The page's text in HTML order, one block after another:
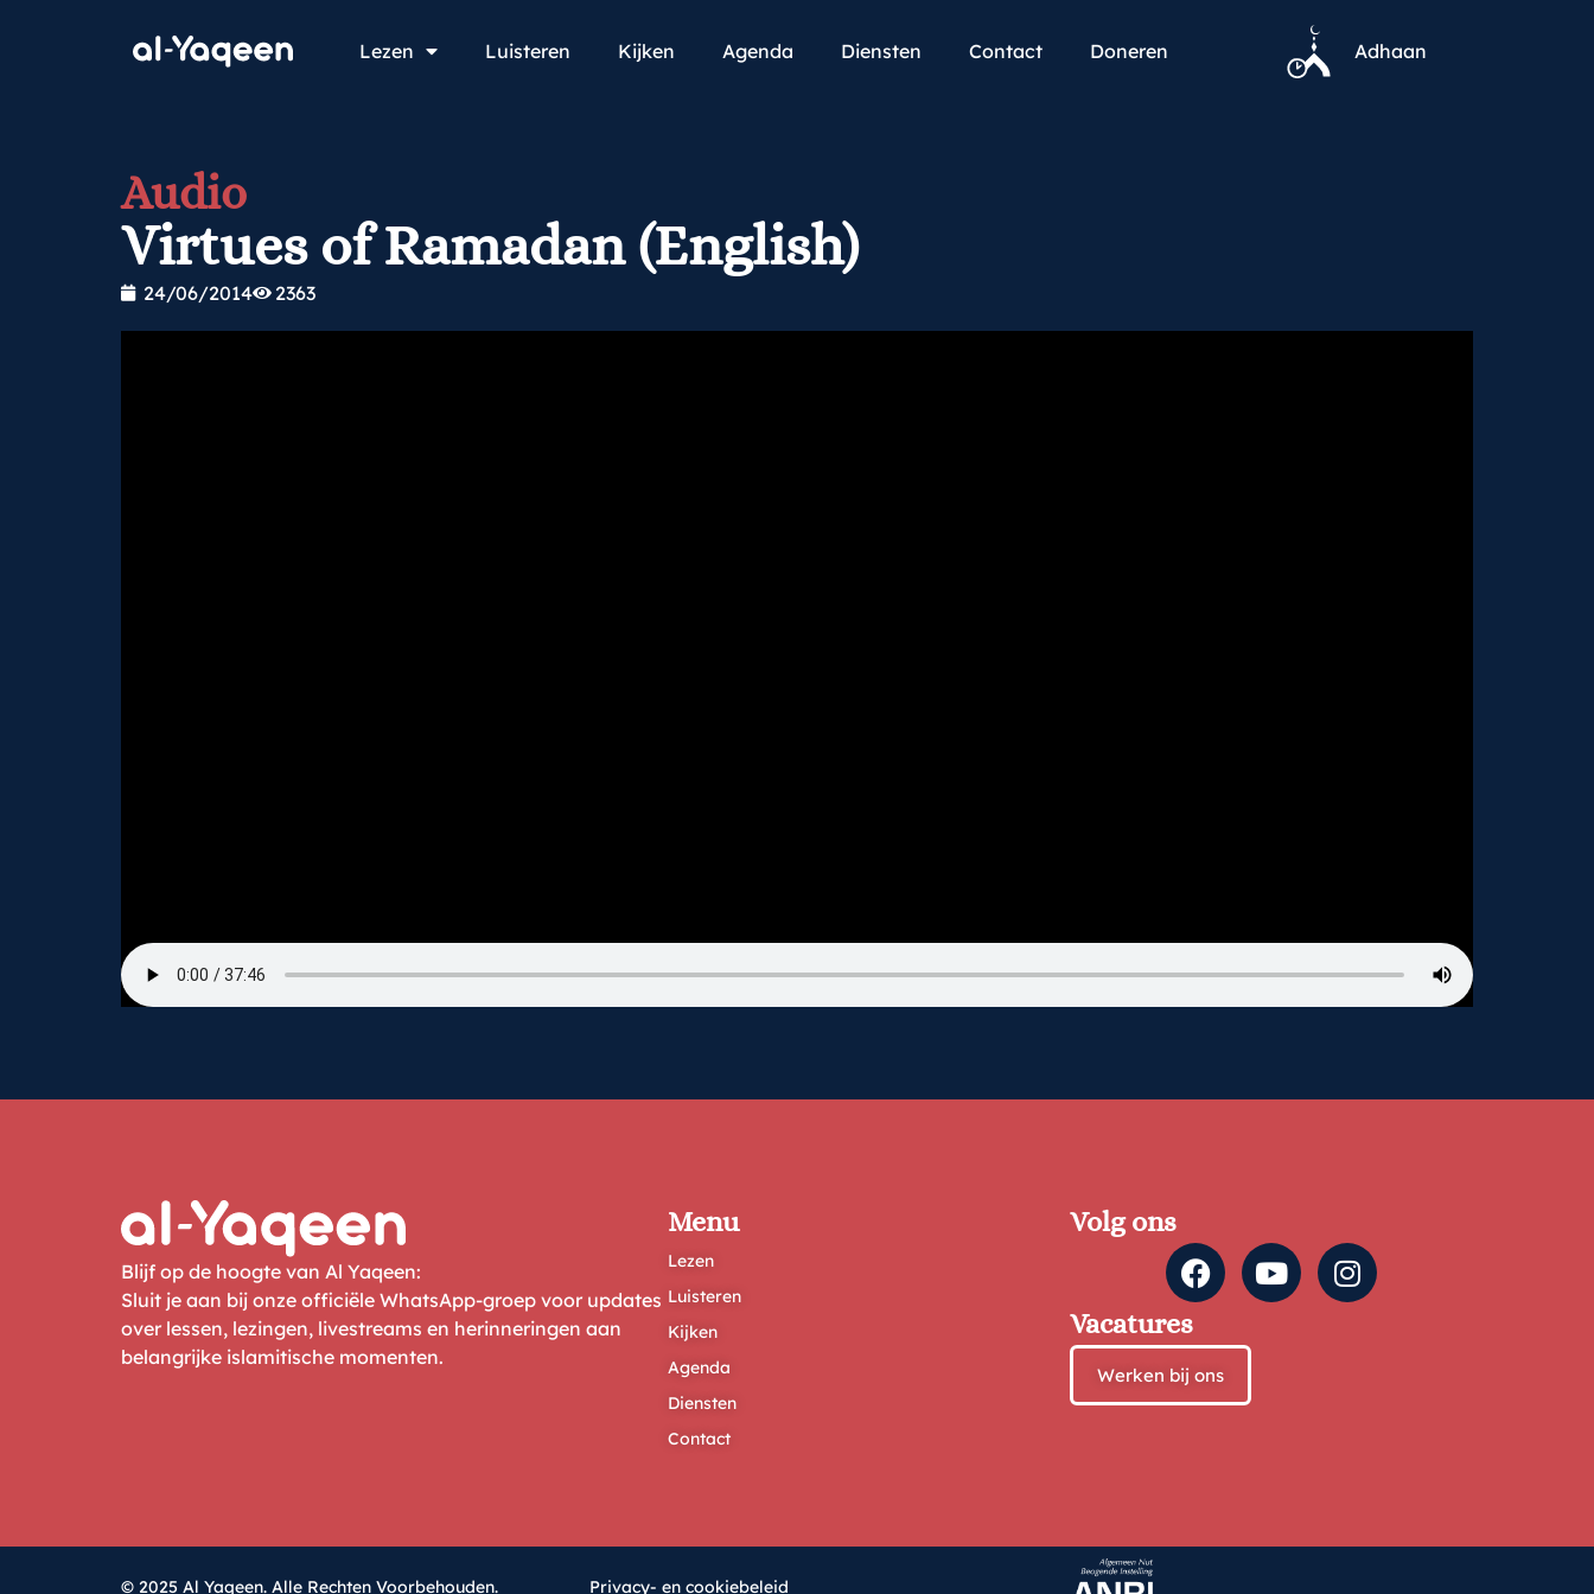
Lezen Luisteren Kijken Agenda Diensten Contact Doneren Adhaan
Audio
Virtues of Ramadan (English)
24/06/2014 2363
Blijf op de hoogte van Al Yaqeen:
Sluit je aan bij onze officiële WhatsApp-groep voor updates
over lessen, lezingen, livestreams en herinneringen aan
belangrijke islamitische momenten.
Menu
Lezen
Luisteren
Kijken
Agenda
Diensten
Contact
Volg ons
Vacatures
Werken bij ons
© 2025 Al Yaqeen. Alle Rechten Voorbehouden. Privacy- en cookiebeleid